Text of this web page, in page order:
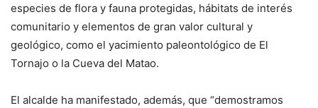
especies de flora y fauna protegidas, hábitats de interés
comunitario y elementos de gran valor cultural y
geológico, como el yacimiento paleontológico de El
Tornajo o la Cueva del Matao.
El alcalde ha manifestado, además, que “demostramos